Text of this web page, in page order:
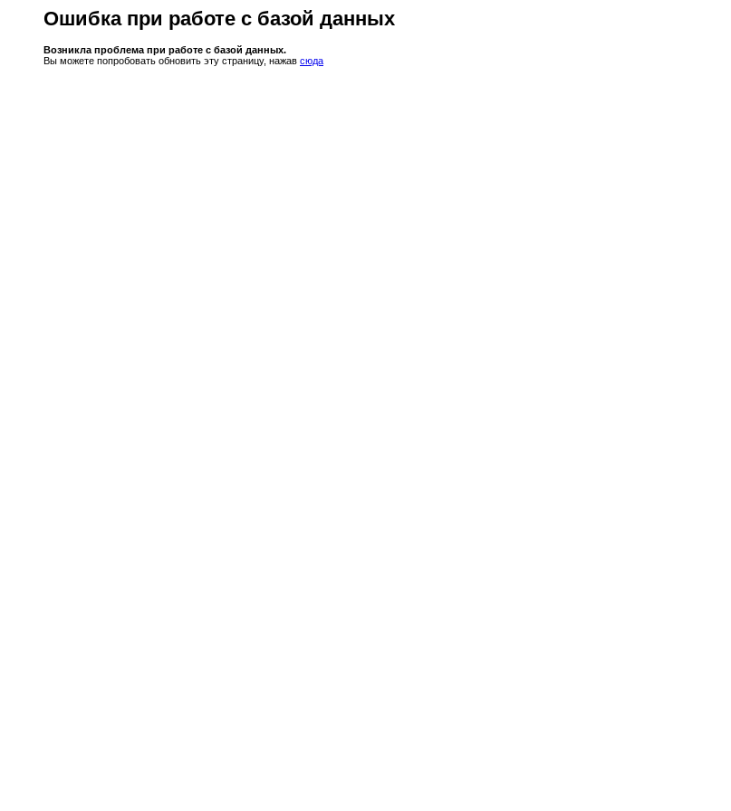
Ошибка при работе с базой данных
Возникла проблема при работе с базой данных.
Вы можете попробовать обновить эту страницу, нажав сюда